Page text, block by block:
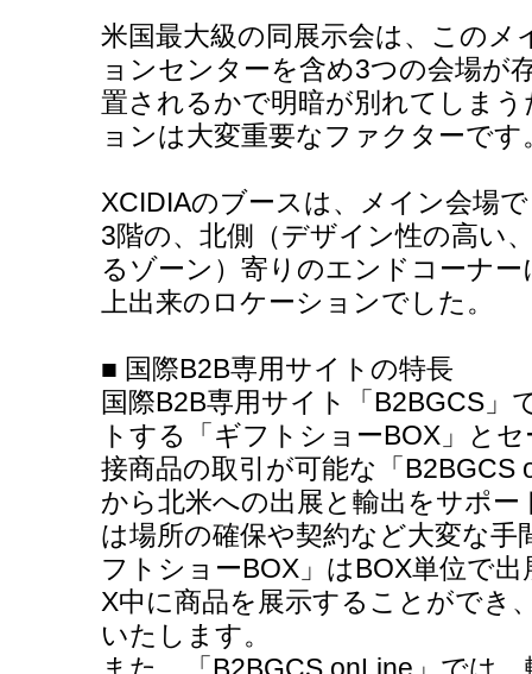
米国最大級の同展示会は、この
ョンセンターを含め3つの会場が
置されるかで明暗が別れてしま
ョンは大変重要なファクターです
XCIDIAのブースは、メイン会場
3階の、北側（デザイン性の高い
るゾーン）寄りのエンドコーナ
上出来のロケーションでした。
■ 国際B2B専用サイトの特長
国際B2B専用サイト「B2BGCS」
トする「ギフトショーBOX」と
接商品の取引が可能な「B2BGCS
から北米への出展と輸出をサポ
は場所の確保や契約など大変な
フトショーBOX」はBOX単位で
X中に商品を展示することができ
いたします。
また、「B2BGCS onLine」では